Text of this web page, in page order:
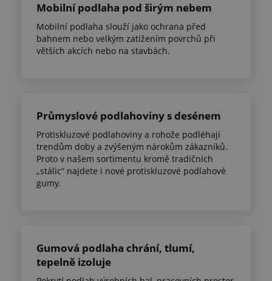
Mobilní podlaha pod širým nebem
Mobilní podlaha slouží jako ochrana před
bahnem nebo velkým zatížením povrchů při
větších akcích nebo na stavbách.
Průmyslové podlahoviny s desénem
Protiskluzové podlahoviny a rohože podléhají
trendům doby a zvýšeným nárokům zákazníků.
Proto v našem sortimentu kromě tradičních
„stálic“ najdete i nové protiskluzové podlahové
gumy.
Gumová podlaha chrání, tlumí,
tepelně izoluje